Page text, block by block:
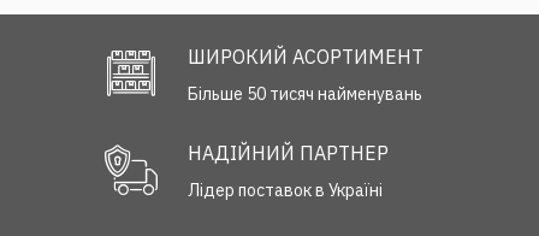
ШИРОКИЙ АСОРТИМЕНТ
Більше 50 тисяч найменувань
НАДІЙНИЙ ПАРТНЕР
Лідер поставок в Україні